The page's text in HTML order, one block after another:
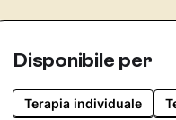
Disponibile per
Terapia individuale